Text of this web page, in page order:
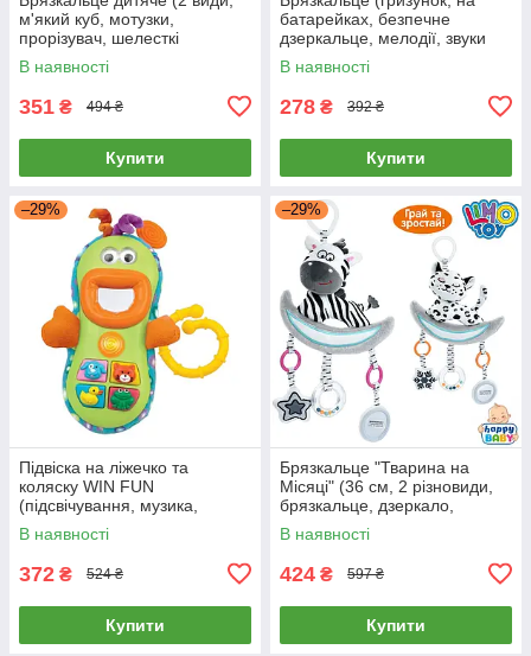
м'який куб, мотузки,
прорізувач, шелесткі
елементи, пискавка, кільце-
тримач) 20690
В наявності
351 ₴ 494 ₴
Купити
батарейках, безпечне
дзеркальце, мелодії, звуки
тварин, підсвічування) 1941-2
В наявності
278 ₴ 392 ₴
Купити
–29%
Підвіска на ліжечко та
коляску WIN FUN
(підсвічування, музика,
світло, в коробці) 0608 NL
В наявності
372 ₴ 524 ₴
Купити
–29%
Брязкальце "Тварина на
Місяці" (36 см, 2 різновиди,
брязкальце, дзеркало,
музика, піскавка, шелестит)
XA22B-C
В наявності
424 ₴ 597 ₴
Купити